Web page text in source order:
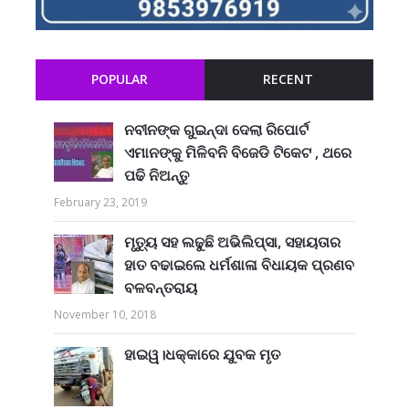
POPULAR RECENT
ନବୀନଙ୍କ ଗୁଇନ୍ଦା ଦେଲା ରିପୋର୍ଟ
ଏମାନଙ୍କୁ ମିଳିବନି ବିଜେଡି ଟିକେଟ , ଥରେ
ପଢି ନିଅନ୍ତୁ
February 23, 2019
ମୃତ୍ୟୁ ସହ ଲଢୁଛି ଅଭିଲିପ୍ସା, ସହାୟତାର
ହାତ ବଢାଇଲେ ଧର୍ମଶାଳା ବିଧାୟକ ପ୍ରଣବ
ବଳବନ୍ତରାୟ
November 10, 2018
ହାଇୱ।ଧକ୍କାରେ ଯୁବକ ମୃତ